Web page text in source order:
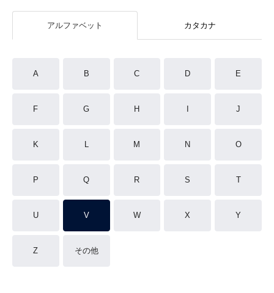
アルファベット カタカナ
A B C D E
F G H J
K L M N O
P Q R S T
U V W X Y
Z その他